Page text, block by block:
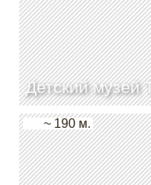
Детский музей
~ 190 м.